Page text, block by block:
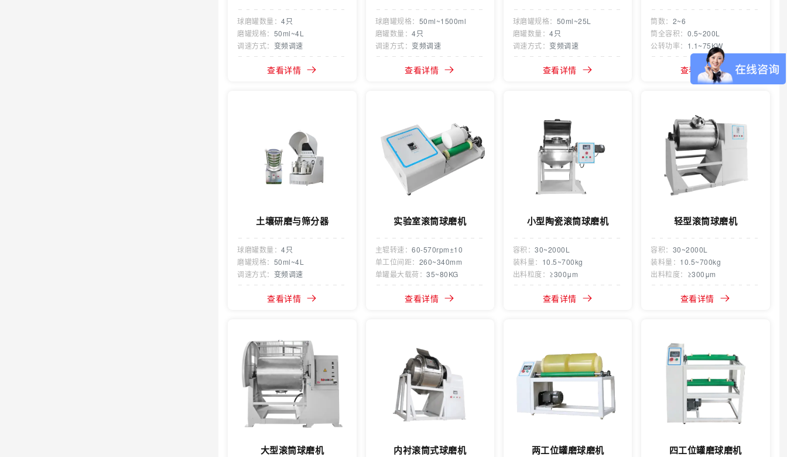
球磨罐数量：4只
磨罐规格： 50ml~4L
调速方式： 变频调速
查看详情
球磨罐规格： 50ml~1500ml
磨罐数量：4只
调速方式： 变频调速
查看详情
球磨罐规格： 50ml~25L
磨罐数量：4只
调速方式： 变频调速
查看详情
筒数： 2~6
筒全容积： 0.5~200L
公转功率： 1.1~75KW
查看详情
土壤研磨与筛分器
球磨罐数量：4只
磨罐规格： 50ml~4L
调速方式： 变频调速
查看详情
实验室滚筒球磨机
主辊转速：60-570rpm±10
单工位间距： 260~340mm
单罐最大载荷：35~80KG
查看详情
小型陶瓷滚筒球磨机
容积：30~2000L
装料量： 10.5~700kg
出料粒度： ≥300μm
查看详情
轻型滚筒球磨机
容积： 30~2000L
装料量： 10.5~700kg
出料粒度： ≥300μm
查看详情
大型滚筒球磨机 内衬滚筒式球磨机 两工位罐磨球磨机 四工位罐磨球磨机